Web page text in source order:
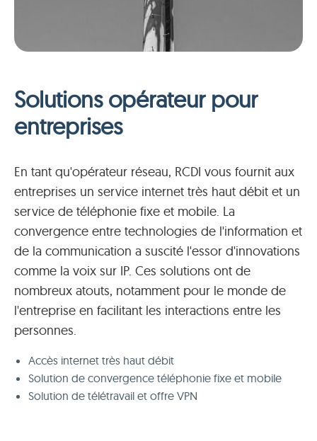
Solutions opérateurpour
entreprises
En tant qu'opérateur réseau, RCDI vous fournit aux
entreprises un service internet très haut débit et un
service de téléphonie fixe et mobile. La
convergence entre technologies de l'information et
de la communication a suscité l'essor d'innovations
comme la voix sur IP. Ces solutions ont de
nombreux atouts, notamment pour le monde de
l'entreprise en facilitant les interactions entre les
personnes.
Accès internet très haut débit
Solution de convergence téléphonie fixe et mobile
Solution de télétravail et offre VPN